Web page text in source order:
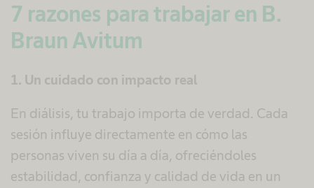
7 razones para trabajar en B.
Braun Avitum
1. Un cuidado con impacto real
En diálisis, tu trabajo importa de verdad. Cada
sesión influye directamente en cómo las
personas viven su día a día, ofreciéndoles
estabilidad, confianza y calidad de vida en un